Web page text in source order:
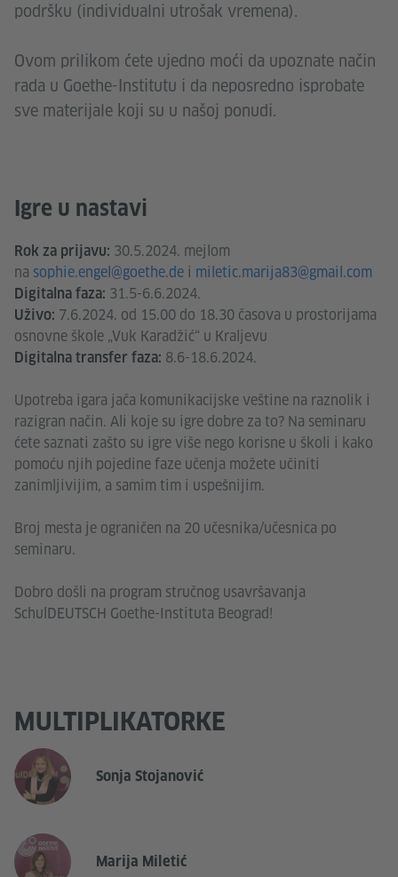
podršku (individualni utrošak vremena).
Ovom prilikom ćete ujedno moći da upoznate način
rada u Goethe-Institutu i da neposredno isprobate
sve materijale koji su u našoj ponudi.
Igre u nastavi
Rok za prijavu: 30.5.2024. mejlom
na sophie.engel@goethe.de i miletic.marija83@gmail.com
Digitalna faza: 31.5-6.6.2024.
Uživo: 7.6.2024. od 15.00 do 18.30 časova u prostorijama
osnovne škole „Vuk Karadžić“ u Kraljevu
Digitalna transfer faza: 8.6-18.6.2024.
Upotreba igara jača komunikacijske veštine na raznolik i
razigran način. Ali koje su igre dobre za to? Na seminaru
ćete saznati zašto su igre više nego korisne u školi i kako
pomoću njih pojedine faze učenja možete učiniti
zanimljivijim, a samim tim i uspešnijim.
Broj mesta je ograničen na 20 učesnika/učesnica po
seminaru.
Dobro došli na program stručnog usavršavanja
SchulDEUTSCH Goethe-Instituta Beograd!
MULTIPLIKATORKE
Sonja Stojanović
Marija Miletić